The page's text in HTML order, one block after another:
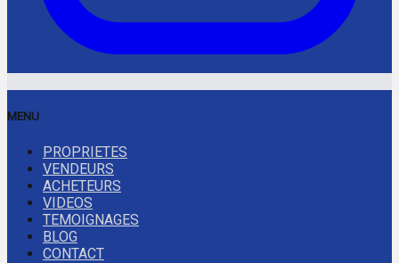
MENU
PROPRIETES
VENDEURS
ACHETEURS
VIDEOS
TEMOIGNAGES
BLOG
CONTACT